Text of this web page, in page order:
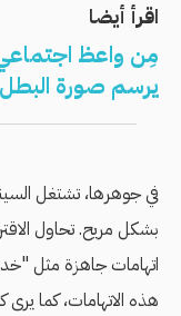
اقرأ أيضا
مِن واعظ
يرسم صورة
في جوهرها، تشتغل
بشكل مريح. تحاول
اتهامات جاهزة مثل
هذه الاتهامات، كما